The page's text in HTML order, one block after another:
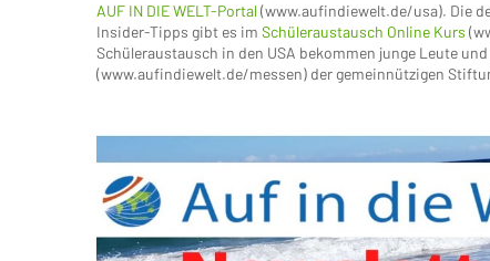
AUF IN DIE WELT-Portal(www.aufindiewelt.de/usa). Die
Insider-Tipps gibt es im Schüleraustausch Online Kurs
Schüleraustausch in den USA bekommen junge Leute
(www.aufindiewelt.de/messen) der gemeinnützigen